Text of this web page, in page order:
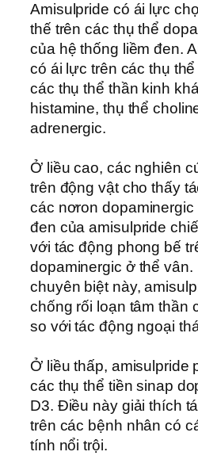
Amisulpride có ái lực
thế trên các thụ thể
của hệ thống liềm đen.
có ái lực trên các thụ
các thụ thể thần kinh
histamine, thụ thể
adrenergic.
Ở liều cao, các nghiên
trên động vật cho thấy
các nơron dopaminergic
đen của amisulpride
với tác động phong bế
dopaminergic ở thể
chuyên biệt này,
chống rối loạn tâm thần
so với tác động ngoại
Ở liều thấp, amisulpride
các thụ thể tiền sinap
D3. Ðiều này giải thích
trên các bệnh nhân có
tính nổi trội.